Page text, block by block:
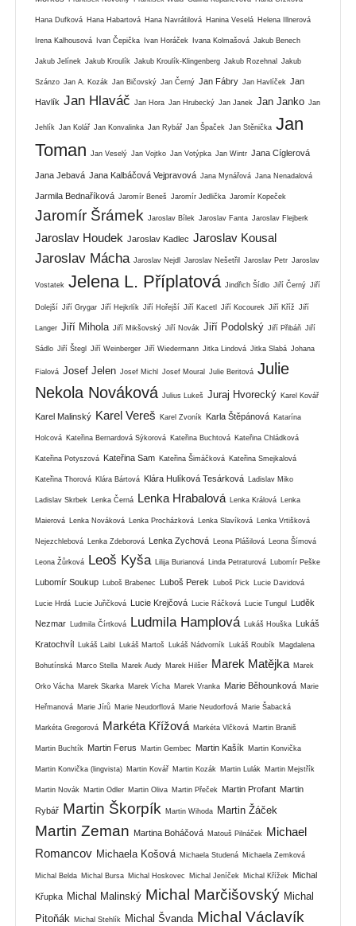
Hana Dufková Hana Habartová Hana Navrátilová Hanina Veselá Helena Illnerová
Irena Kalhousová Ivan Čepička Ivan Horáček Ivana Kolmašová Jakub Benech
Jakub Jelínek Jakub Kroulík Jakub Kroulík-Klingenberg Jakub Rozehnal Jakub
Szánzo Jan A. Kozák Jan Bičovský Jan Černý Jan Fábry Jan Havlíček Jan
Havlík Jan Hlaváč Jan Hora Jan Hrubecký Jan Janek Jan Janko Jan
Jehlík Jan Kolář Jan Konvalinka Jan Rybář Jan Špaček Jan Stěnička Jan
Toman
Jan Veselý Jan Vojtko Jan Votýpka Jan Wintr Jana Cíglerová
Jana Jebavá Jana Kalbáčová Vejpravová Jana Mynářová Jana Nenadalová
Jarmila Bednaříková Jaromír Beneš Jaromír Jedlička Jaromír Kopeček
Jaromír Šrámek Jaroslav Bílek Jaroslav Fanta Jaroslav Flejberk
Jaroslav Houdek Jaroslav Kadlec Jaroslav Kousal
Jaroslav Mácha Jaroslav Nejdl Jaroslav Nešetřil Jaroslav Petr Jaroslav
Vostatek Jelena L. Příplatová Jindřich Šídlo Jiří Černý Jiří
Dolejší Jiří Grygar Jiří Hejkrlík Jiří Hořejší Jiří Kacetl Jiří Kocourek Jiří Kříž Jiří
Langer Jiří Mihola Jiří Mikšovský Jiří Novák Jiří Podolský Jiří Přibáň Jiří
Sádlo Jiří Štegl Jiří Weinberger Jiří Wiedermann Jitka Lindová Jitka Slabá Johana
Fialová Josef Jelen Josef Michl Josef Moural Julie Beritová Julie
Nekola Nováková Julius Lukeš Juraj Hvorecký Karel Kovář
Karel Malinský Karel Vereš Karel Zvoník Karla Štěpánová Katarína
Holcová Kateřina Bernardová Sýkorová Kateřina Buchtová Kateřina Chládková
Kateřina Potyszová Kateřina Sam Kateřina Šimáčková Kateřina Smejkalová
Kateřina Thorová Klára Bártová Klára Hulíková Tesárková Ladislav Miko
Ladislav Skrbek Lenka Černá Lenka Hrabalová Lenka Králová Lenka
Maierová Lenka Nováková Lenka Procházková Lenka Slavíková Lenka Vrtišková
Nejezchlebová Lenka Zdeborová Lenka Zychová Leona Plášilová Leona Šímová
Leona Žůrková Leoš Kyša Lilija Burianová Linda Petraturová Lubomír Peške
Lubomír Soukup Luboš Brabenec Luboš Perek Luboš Pick Lucie Davidová
Lucie Hrdá Lucie Juřičková Lucie Krejčová Lucie Ráčková Lucie Tungul Luděk
Nezmar Ludmila Čírtková Ludmila Hamplová Lukáš Houška Lukáš
Kratochvíl Lukáš Laibl Lukáš Martoš Lukáš Nádvorník Lukáš Roubík Magdalena
Bohutínská Marco Stella Marek Audy Marek Hilšer Marek Matějka Marek
Orko Vácha Marek Skarka Marek Vícha Marek Vranka Marie Běhounková Marie
Heřmanová Marie Jírů Marie Neudorflová Marie Neudorfová Marie Šabacká
Markéta Gregorová Markéta Křížová Markéta Vlčková Martin Braniš
Martin Buchtík Martin Ferus Martin Gembec Martin Kašík Martin Konvička
Martin Konvička (lingvista) Martin Kovář Martin Kozák Martin Lulák Martin Mejstřík
Martin Novák Martin Odler Martin Oliva Martin Přeček Martin Profant Martin
Rybář Martin Škorpík Martin Wihoda Martin Žáček
Martin Zeman Martina Boháčová Matouš Pilnáček
Michael
Romancov Michaela Košová Michaela Studená Michaela Zemková
Michal Belda Michal Bursa Michal Hoskovec Michal Jeníček Michal Křížek Michal
Křupka Michal Malinský Michal Marčišovský Michal
Pitoňák
Michal Stehlík Michal Švanda Michal Václavík